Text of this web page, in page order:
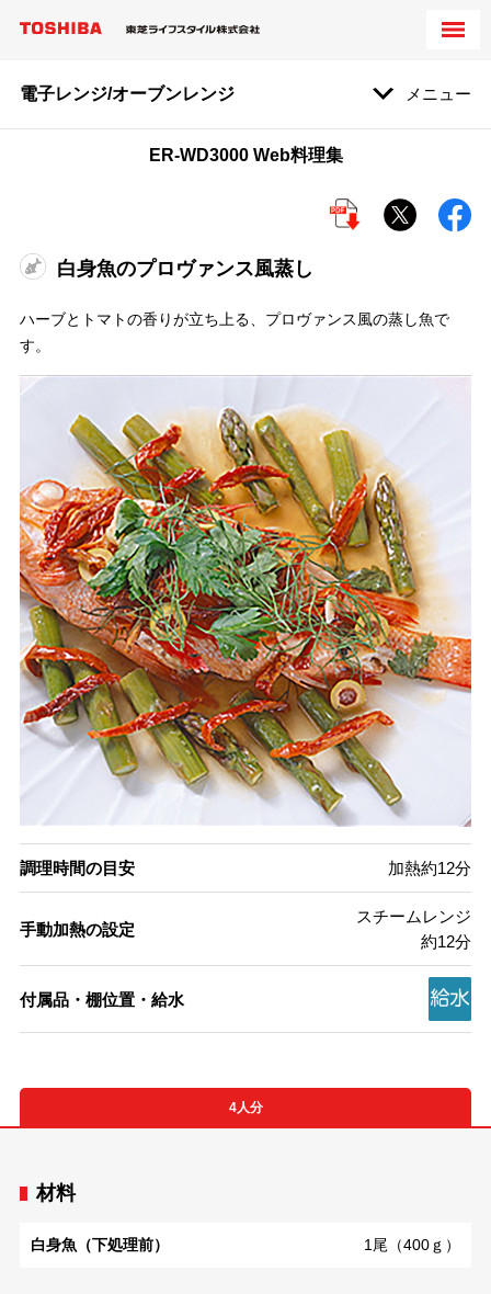
電子レンジ/オーブンレンジ メニュー
ER-WD3000 Web料理集
白身魚のプロヴァンス風蒸し
ハーブとトマトの香りが立ち上る、プロヴァンス風の蒸し魚で
す。
調理時間の目安 加熱約12分
手動加熱の設定
スチームレンジ
約12分
付属品・棚位置・給水
4人分
材料
白身魚（下処理前） 1尾（400ｇ）